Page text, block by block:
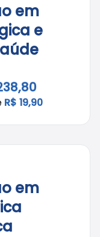
em
e
R$ 19,90
em